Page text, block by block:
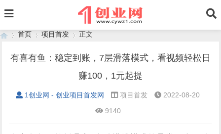
首页 项目首发 正文
有喜有鱼：稳定到账，7层滑落模式，看视频轻松日
赚100，1元起提
1创业网 - 创业项目首发网 项目首发
2022-08-20
9140